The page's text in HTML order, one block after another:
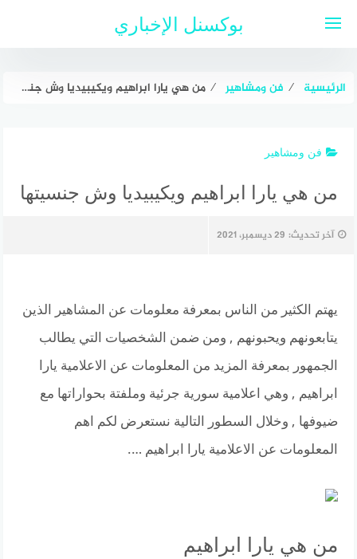
بوكسنل الإخباري
الرئيسية ⁄ فن ومشاهير ⁄ من هي يارا ابراهيم ويكيبيديا وش جنسيتها
فن ومشاهير
من هي يارا ابراهيم ويكيبيديا وش جنسيتها
آخر تحديث: 29 ديسمبر، 2021
يهتم الكثير من الناس بمعرفة معلومات عن المشاهير الذين
يتابعونهم ويحبونهم , ومن ضمن الشخصيات التي يطالب
الجمهور بمعرفة المزيد من المعلومات عن الاعلامية يارا
ابراهيم , وهي اعلامية سورية جرئية وملفتة بحواراتها مع
ضيوفها , وخلال السطور التالية نستعرض لكم اهم
المعلومات عن الاعلامية يارا ابراهيم ….
من هي يارا ابراهيم